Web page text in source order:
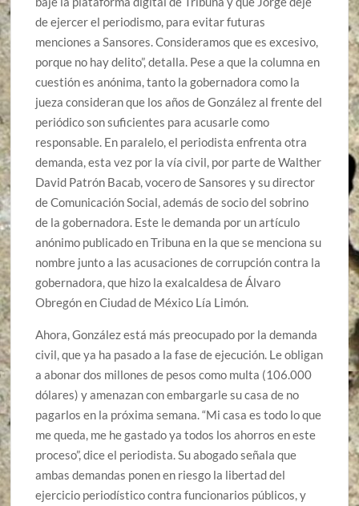
de ejercer el periodismo, para evitar futuras
menciones a Sansores. Consideramos que es excesivo,
porque no hay delito”, detalla. Pese a que la columna en
cuestión es anónima, tanto la gobernadora como la
jueza consideran que los años de González al frente del
periódico son suficientes para acusarle como
responsable. En paralelo, el periodista enfrenta otra
demanda, esta vez por la vía civil, por parte de Walther
David Patrón Bacab, vocero de Sansores y su director
de Comunicación Social, además de socio del sobrino
de la gobernadora. Este le demanda por un artículo
anónimo publicado en Tribuna en la que se menciona su
nombre junto a las acusaciones de corrupción contra la
gobernadora, que hizo la exalcaldesa de Álvaro
Obregón en Ciudad de México Lía Limón.
Ahora, González está más preocupado por la demanda
civil, que ya ha pasado a la fase de ejecución. Le obligan
a abonar dos millones de pesos como multa (106.000
dólares) y amenazan con embargarle su casa de no
pagarlos en la próxima semana. “Mi casa es todo lo que
me queda, me he gastado ya todos los ahorros en este
proceso”, dice el periodista. Su abogado señala que
ambas demandas ponen en riesgo la libertad del
ejercicio periodístico contra funcionarios públicos, y